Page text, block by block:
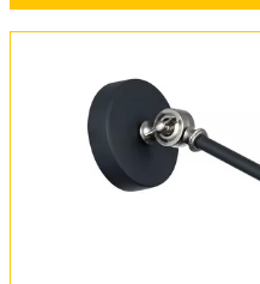
Все о товаре
Комплект лампочек
Вся коллекция